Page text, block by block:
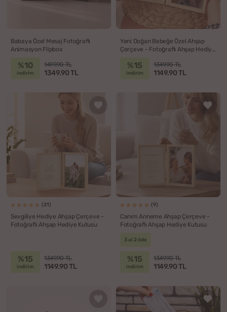
Babaya Özel Mesaj Fotoğraflı
Animasyon Flipbox
%10
indirim
1499.90 TL
1349.90 TL
Yeni Doğan Bebeğe Özel Ahşap
Çerçeve - Fotoğraflı Ahşap Hediye
%15
indirim
1349.90 TL
1149.90 TL
(21)
Sevgiliye Hediye Ahşap Çerçeve -
Fotoğraflı Ahşap Hediye Kutusu
%15
indirim
1349.90 TL
1149.90 TL
(9)
Canım Anneme Ahşap Çerçeve -
Fotoğraflı Ahşap Hediye Kutusu
3 al 2 öde
%15
indirim
1349.90 TL
1149.90 TL